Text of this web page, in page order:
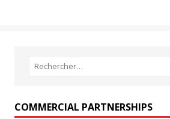
COMMERCIAL PARTNERSHIPS